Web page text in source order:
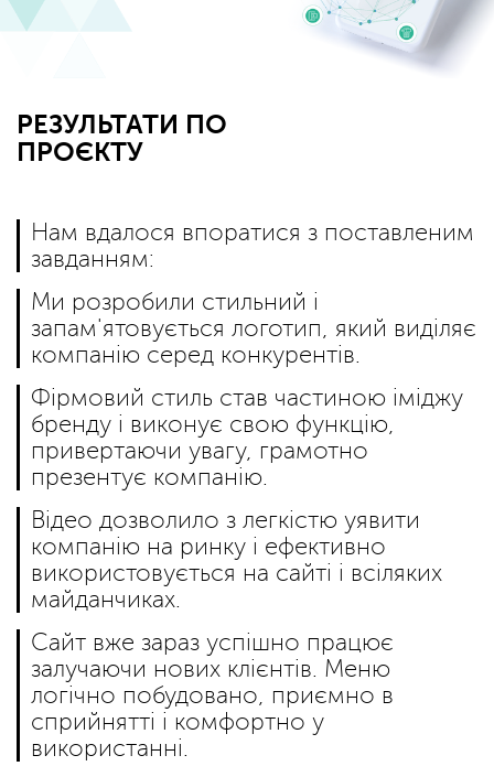
РЕЗУЛЬТАТИ ПО
ПРОЄКТУ
Нам вдалося впоратися з поставленим
завданням:
Ми розробили стильний і
запам'ятовується логотип, який виділяє
компанію серед конкурентів.
Фірмовий стиль став частиною іміджу
бренду і виконує свою функцію,
привертаючи увагу, грамотно
презентує компанію.
Відео дозволило з легкістю уявити
компанію на ринку і ефективно
використовується на сайті і всіляких
майданчиках.
Сайт вже зараз успішно працює
залучаючи нових клієнтів. Меню
логічно побудовано, приємно в
сприйнятті і комфортно у
використанні.